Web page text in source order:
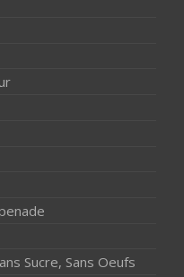
Sucre, Sans Oeufs